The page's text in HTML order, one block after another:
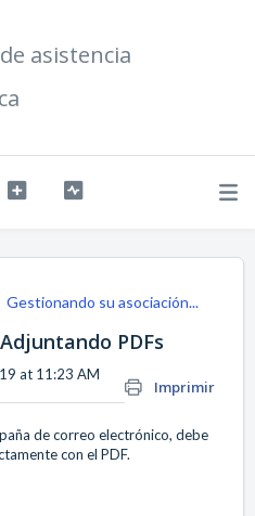
asistencia
Gestionando su asociación...
PDFs
Imprimir
at 11:23 AM
de correo electrónico, debe
con el PDF.